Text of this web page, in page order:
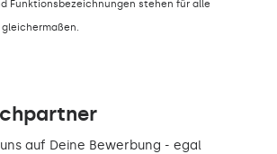
Funktionsbezeichnungen stehen für alle
auf Deine Bewerbung - egal